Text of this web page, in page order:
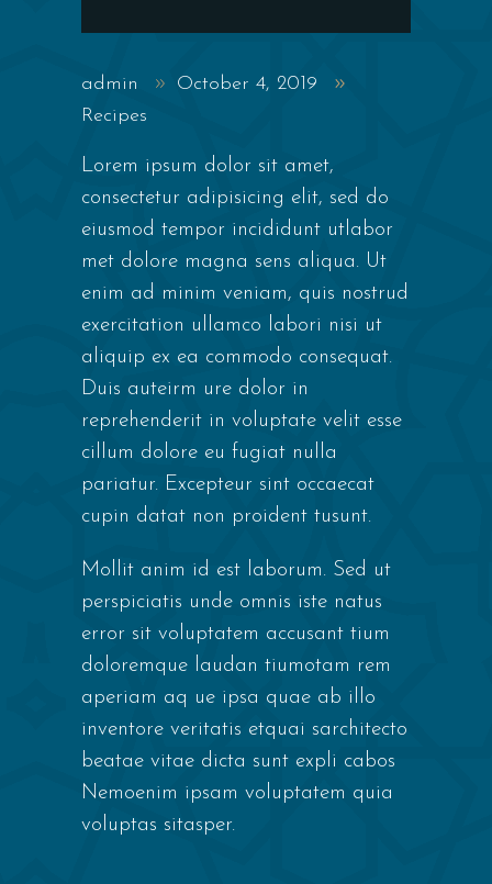
admin
October 4, 2019
Recipes
Lorem ipsum dolor sit amet,
consectetur adipisicing elit, sed do
eiusmod tempor incididunt utlabor
met dolore magna sens aliqua. Ut
enim ad minim veniam, quis nostrud
exercitation ullamco labori nisi ut
aliquip ex ea commodo consequat.
Duis auteirm ure dolor in
reprehenderit in voluptate velit esse
cillum dolore eu fugiat nulla
pariatur. Excepteur sint occaecat
cupin datat non proident tusunt.
Mollit anim id est laborum. Sed ut
perspiciatis unde omnis iste natus
error sit voluptatem accusant tium
doloremque laudan tiumotam rem
aperiam aq ue ipsa quae ab illo
inventore veritatis etquai sarchitecto
beatae vitae dicta sunt expli cabos
Nemoenim ipsam voluptatem quia
voluptas sitasper.